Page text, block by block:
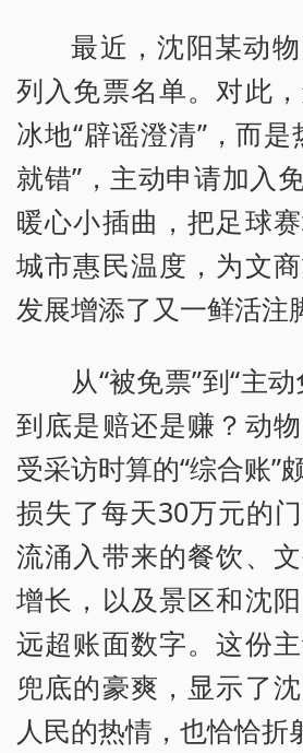
最近，沈阳某动
列入免票名单。对此
冰地“辟谣澄清”，而
就错”，主动申请加入
暖心小插曲，把足球
城市惠民温度，为文
发展增添了又一鲜活注
从“被免票”到“主
到底是赔还是赚？动
受采访时算的“综合账”
损失了每天30万元的
流涌入带来的餐饮、
增长，以及景区和沈
远超账面数字。这份
兜底的豪爽，显示了
人民的热情，也恰恰折